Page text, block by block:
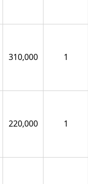
310,000 1
220,000 1